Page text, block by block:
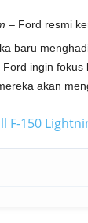
– Ford resmi
baru
ingin
akan
F-150